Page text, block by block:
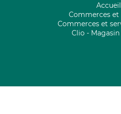
Accueil
Commerces et
Commerces et
Clio -